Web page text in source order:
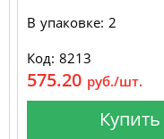
В упаковке: 2
Код: 8213
575.20 руб./шт.
Купить